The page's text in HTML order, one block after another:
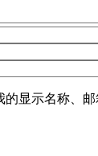
显示名称、邮